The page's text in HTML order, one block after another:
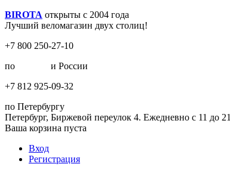
BIROTA открыты с 2004 года
Лучший веломагазин двух столиц!
+7 800 250-27-10
по
и России
+7 812 925-09-32
по Петербургу
Петербург, Биржевой переулок 4. Ежедневно с 11 до 21
Ваша корзина пуста
Вход
Регистрация